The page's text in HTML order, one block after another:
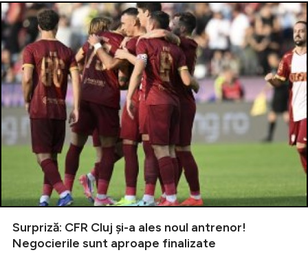
Surpriză: CFR Cluj și-a ales noul antrenor!
Negocierile sunt aproape finalizate